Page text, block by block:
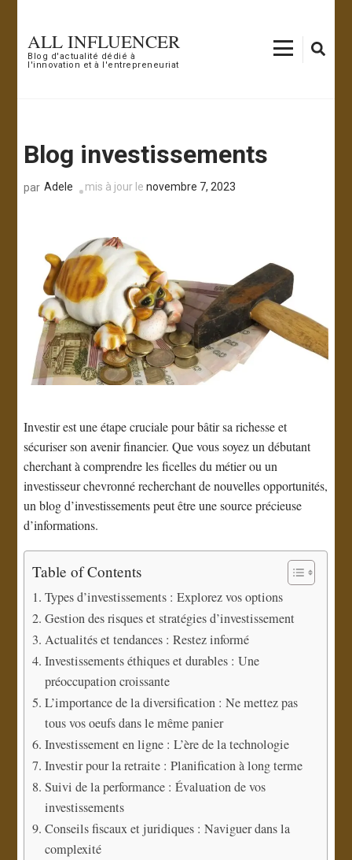
contenu
(Pressez
ALL INFLUENCER
Blog d'actualité dédié à
l'innovation et à l'entrepreneuriat
Blog investissements
par Adele mis à jour lenovembre 7, 2023
Investir est une étape cruciale pour bâtir sa richesse et
sécuriser son avenir financier. Que vous soyez un débutant
cherchant à comprendre les ficelles du métier ou un
investisseur chevronné recherchant de nouvelles opportunités,
un blog d’investissements peut être une source précieuse
d’informations.
Table of Contents
Types d’investissements : Explorez vos options
Gestion des risques et stratégies d’investissement
Actualités et tendances : Restez informé
Investissements éthiques et durables : Une
préoccupation croissante
L’importance de la diversification : Ne mettez pas
tous vos oeufs dans le même panier
Investissement en ligne : L’ère de la technologie
Investir pour la retraite : Planification à long terme
Suivi de la performance : Évaluation de vos
investissements
Conseils fiscaux et juridiques : Naviguer dans la
complexité